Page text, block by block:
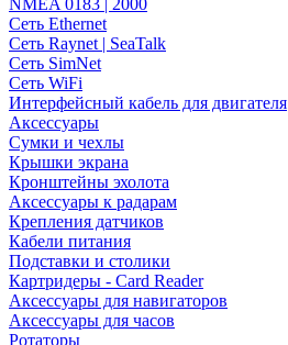
NMEA 0183 | 2000
Сеть Ethernet
Сеть Raynet | SeaTalk
Сеть SimNet
Сеть WiFi
Интерфейсный кабель для двигателя
Аксессуары
Сумки и чехлы
Крышки экрана
Кронштейны эхолота
Аксессуары к радарам
Крепления датчиков
Кабели питания
Подставки и столики
Картридеры - Card Reader
Аксессуары для навигаторов
Аксессуары для часов
Ротаторы